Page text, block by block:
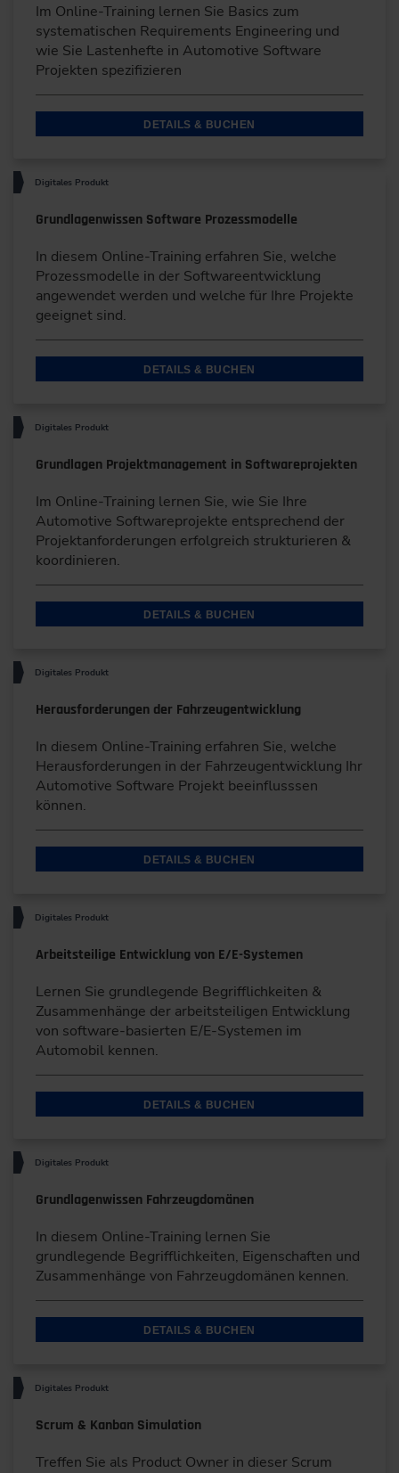
Im Online-Training lernen Sie Basics zum
systematischen Requirements Engineering und
wie Sie Lastenhefte in Automotive Software
Projekten spezifizieren
DETAILS & BUCHEN
Digitales Produkt
Grundlagenwissen Software Prozessmodelle
In diesem Online-Training erfahren Sie, welche
Prozessmodelle in der Softwareentwicklung
angewendet werden und welche für Ihre Projekte
geeignet sind.
DETAILS & BUCHEN
Digitales Produkt
Grundlagen Projektmanagement in Softwareprojekten
Im Online-Training lernen Sie, wie Sie Ihre
Automotive Softwareprojekte entsprechend der
Projektanforderungen erfolgreich strukturieren &
koordinieren.
DETAILS & BUCHEN
Digitales Produkt
Herausforderungen der Fahrzeugentwicklung
In diesem Online-Training erfahren Sie, welche
Herausforderungen in der Fahrzeugentwicklung Ihr
Automotive Software Projekt beeinflusssen
können.
DETAILS & BUCHEN
Digitales Produkt
Arbeitsteilige Entwicklung von E/E-Systemen
Lernen Sie grundlegende Begrifflichkeiten &
Zusammenhänge der arbeitsteiligen Entwicklung
von software-basierten E/E-Systemen im
Automobil kennen.
DETAILS & BUCHEN
Digitales Produkt
Grundlagenwissen Fahrzeugdomänen
In diesem Online-Training lernen Sie
grundlegende Begrifflichkeiten, Eigenschaften und
Zusammenhänge von Fahrzeugdomänen kennen.
DETAILS & BUCHEN
Digitales Produkt
Scrum & Kanban Simulation
Treffen Sie als Product Owner in dieser Scrum